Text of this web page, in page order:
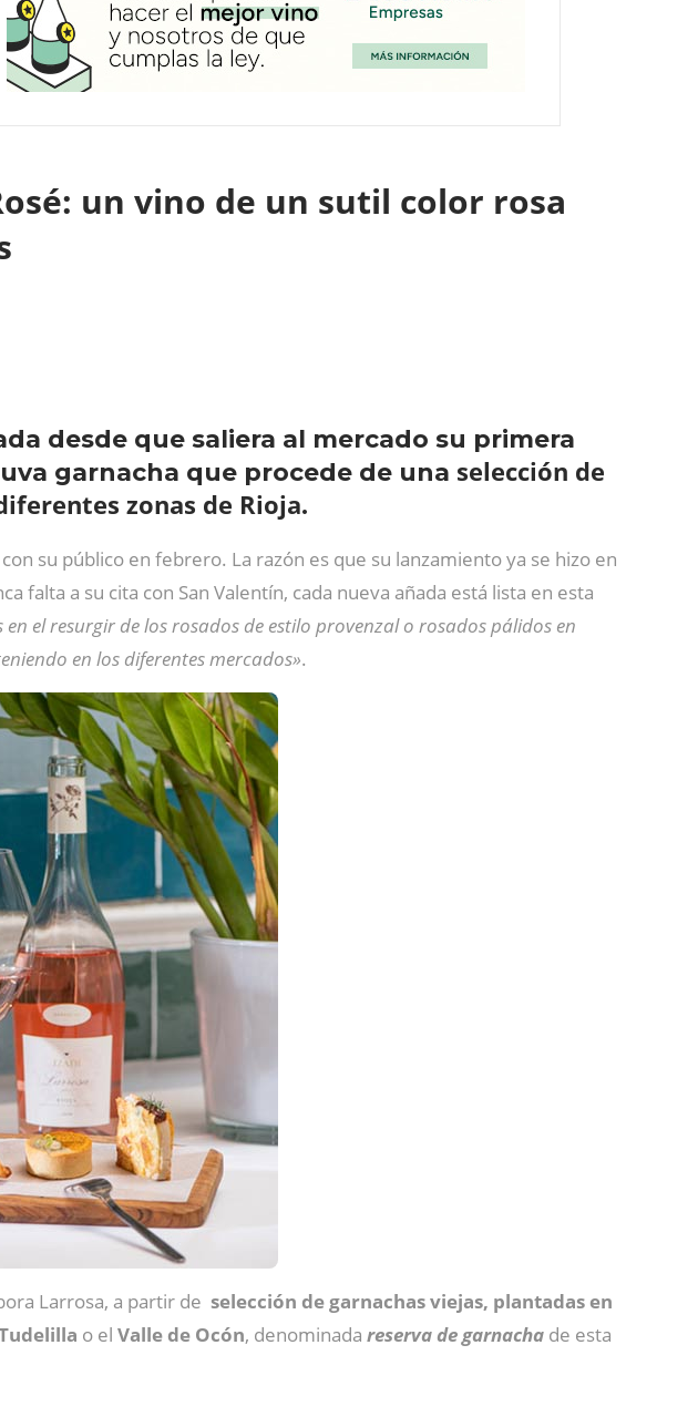
un vino de un sutil color rosa
desde que saliera al mercado su primera
garnacha que procede de una selección de
zonas de Rioja.
su público en febrero. La razón es que su lanzamiento ya se hizo en
falta a su cita con San Valentín, cada nueva añada está lista en esta
el resurgir de los rosados de estilo provenzal o rosados pálidos en
en los diferentes mercados».
Larrosa, a partir de selección de garnachas viejas, plantadas en
o el Valle de Ocón, denominada reserva de garnacha de esta